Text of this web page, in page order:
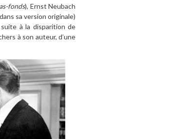
fonds), Ernst Neubach
sa version originale)
suite àla disparition de
à son auteur, d’une